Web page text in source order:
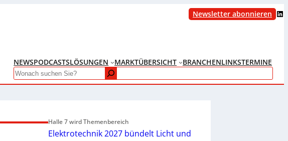
Newsletter abonnieren LinkedIn
NEWSPODCASTSLÖSUNGEN MARKTÜBERSICHT BRANCHENLINKSTERMINE
Search
Halle 7 wird Themenbereich
Elektrotechnik 2027 bündelt Licht und